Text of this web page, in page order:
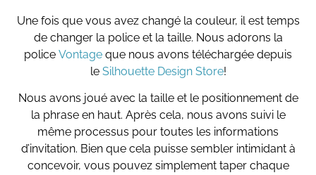
Une fois que vous avez changé la couleur, il est temps
de changer la police et la taille. Nous adorons la
police Vontage que nous avons téléchargée depuis
le Silhouette Design Store!
Nous avons joué avec la taille et le positionnement de
la phrase en haut. Après cela, nous avons suivi le
même processus pour toutes les informations
d’invitation. Bien que cela puisse sembler intimidant à
concevoir, vous pouvez simplement taper chaque